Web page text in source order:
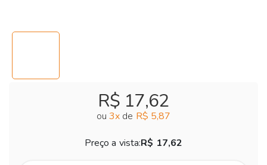
R$ 17,62
ou 3x de R$ 5,87
Preço a vista:R$ 17,62